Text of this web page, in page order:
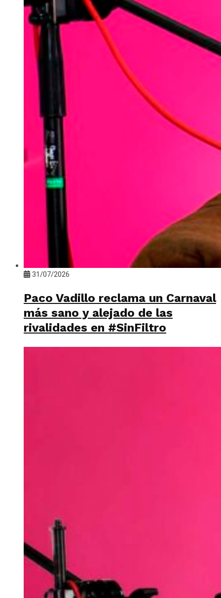
31/07/2026
Paco Vadillo reclama un Carnaval
más sano y alejado de las
rivalidades en #SinFiltro